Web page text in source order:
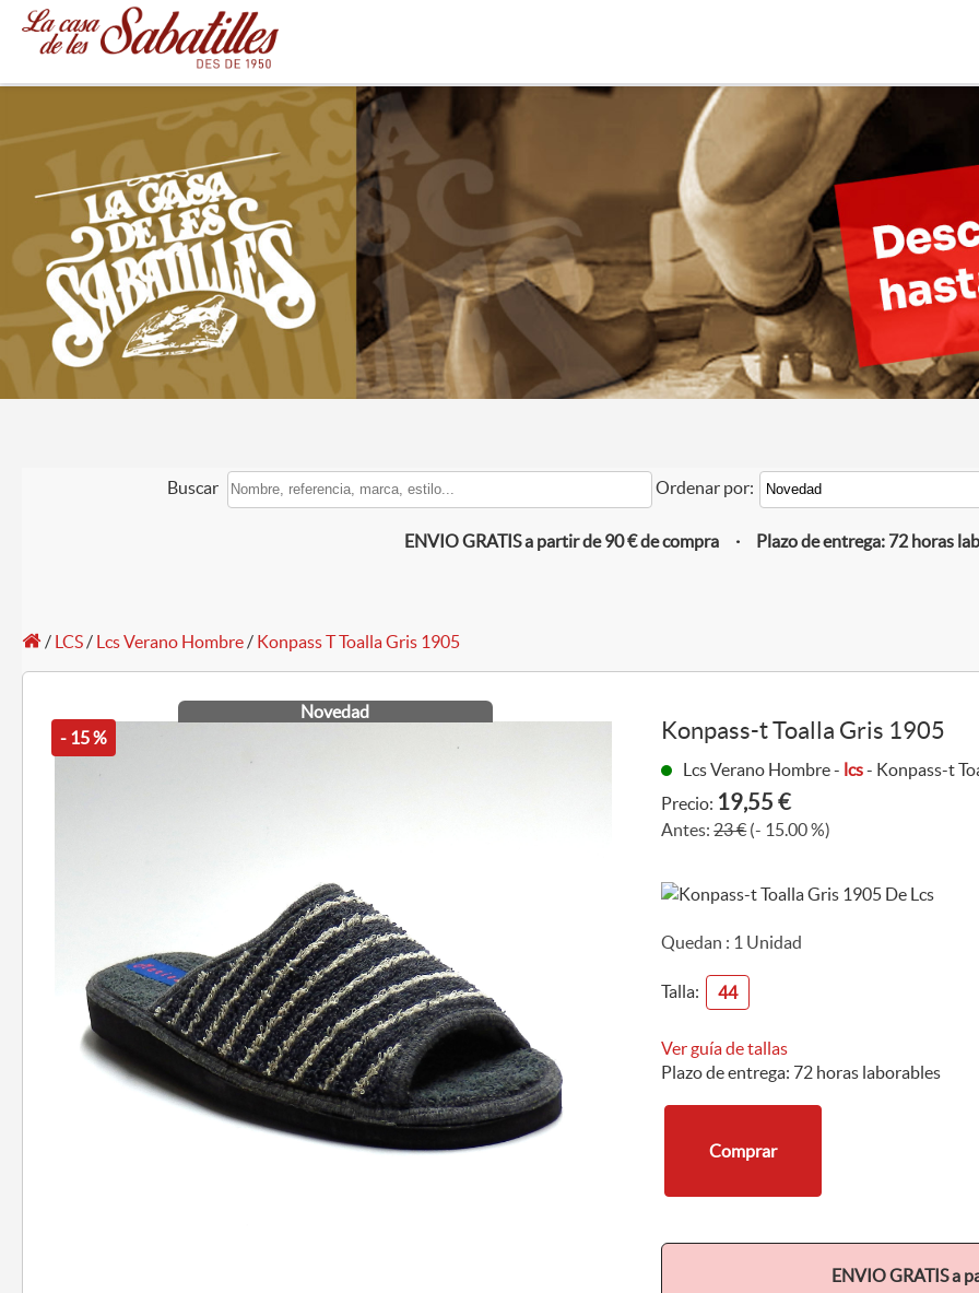
Buscar Ordenar por:
ENVIO GRATIS a partir de 90 € de compra · Plazo de entrega: 72 horas
/ LCS/ Lcs Verano Hombre/ Konpass T Toalla Gris 1905
Novedad
- 15 %
Konpass-t Toalla Gris 1905
Lcs Verano Hombre - lcs- Konpass-t
Precio: 19,55 €
Antes:23 €(- 15.00 %)
Quedan : 1 Unidad
Talla: 44
Ver guía de tallas
Plazo de entrega: 72 horas laborables
Comprar
ENVIO GRATIS a